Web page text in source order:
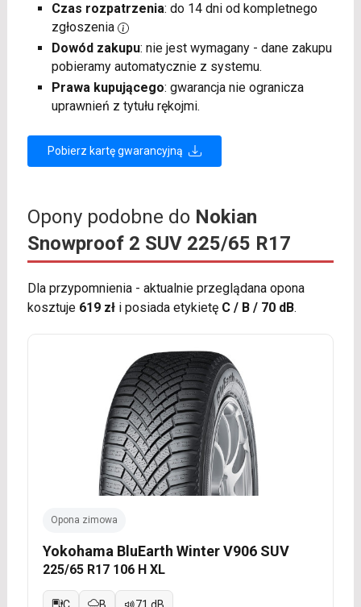
Czas rozpatrzenia: do 14 dni od kompletnego
zgłoszenia
Dowód zakupu: nie jest wymagany - dane zakupu
pobieramy automatycznie z systemu.
Prawa kupującego: gwarancja nie ogranicza
uprawnień z tytułu rękojmi.
Pobierz kartę gwarancyjną
Opony podobne do Nokian
Snowproof 2 SUV 225/65 R17
Dla przypomnienia - aktualnie przeglądana opona
kosztuje 619 złi posiada etykietę C / B / 70 dB.
Opona zimowa
Yokohama BluEarth Winter V906 SUV
225/65 R17 106 H XL